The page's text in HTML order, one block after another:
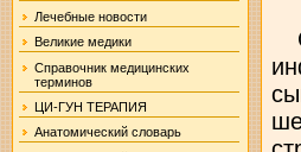
Лечебные новости
Великие медики
Справочник медицинских
терминов
ЦИ-ГУН ТЕРАПИЯ
Анатомический словарь